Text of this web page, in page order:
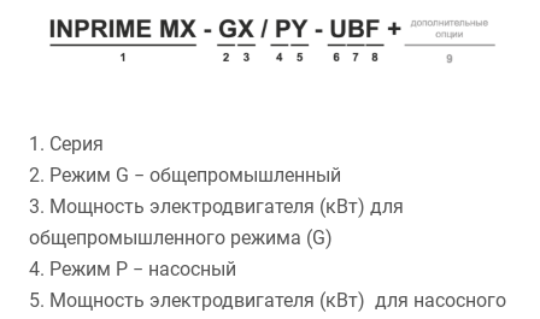
1. Серия
2. Режим G − общепромышленный
3. Мощность электродвигателя (кВт) для
общепромышленного режима (G)
4. Режим P − насосный
5. Мощность электродвигателя (кВт) для насосного